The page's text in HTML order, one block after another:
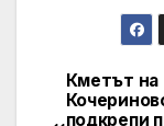
Post
Кметът на
подкрепи